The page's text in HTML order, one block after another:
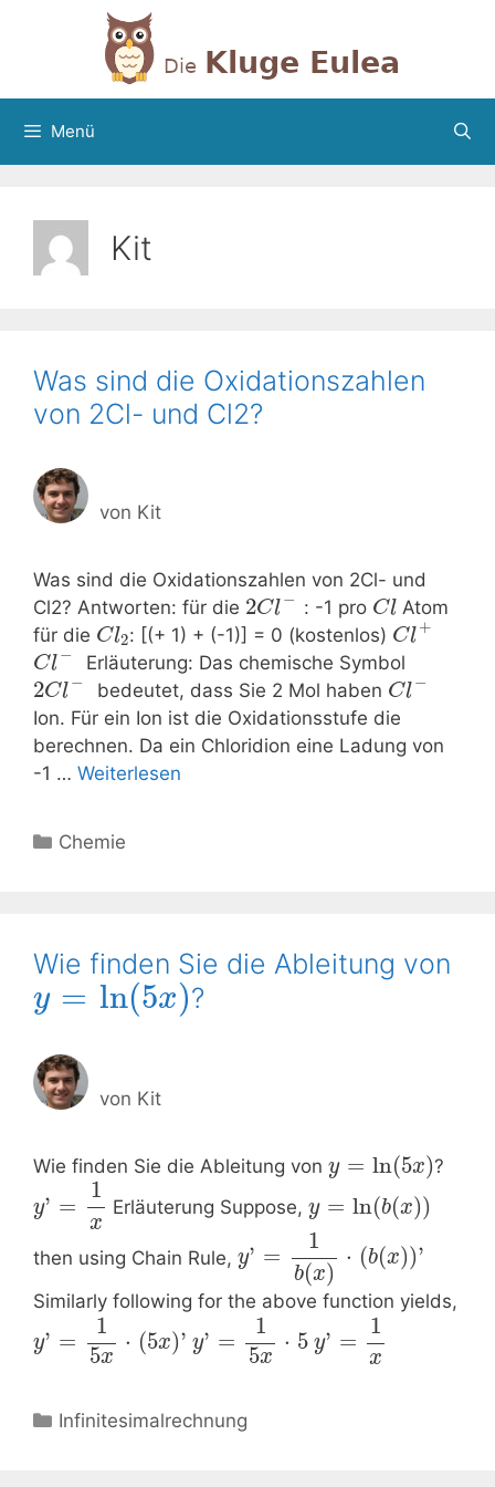
Menü
Kit
Was sind die Oxidationszahlen
von 2Cl- und Cl2?
von Kit
Was sind die Oxidationszahlen von 2Cl- und
Cl2? Antworten: für die 2Cl− : -1 pro ClAtom
für die Cl2: [(+ 1) + (-1)] = 0 (kostenlos) Cl+
Cl− Erläuterung: Das chemische Symbol
2Cl− bedeutet, dass Sie 2 Mol haben Cl−
Ion. Für ein Ion ist die Oxidationsstufe die
berechnen. Da ein Chloridion eine Ladung von
-1 … Weiterlesen
Kategorien
Chemie
Wie finden Sie die Ableitung von
y = ln(5x)?
von Kit
Wie finden Sie die Ableitung von y = ln(5x)?
y’ =
1
x
Erläuterung Suppose,y = ln(b(x))
then using Chain Rule, y’ =
1
b(x)
⋅ (b(x))’
Similarly following for the above function yields,
y’ =
1
5x
⋅ (5x)’ y’ =
1
5x
⋅ 5 y’ =
1
x
Kategorien
Infinitesimalrechnung